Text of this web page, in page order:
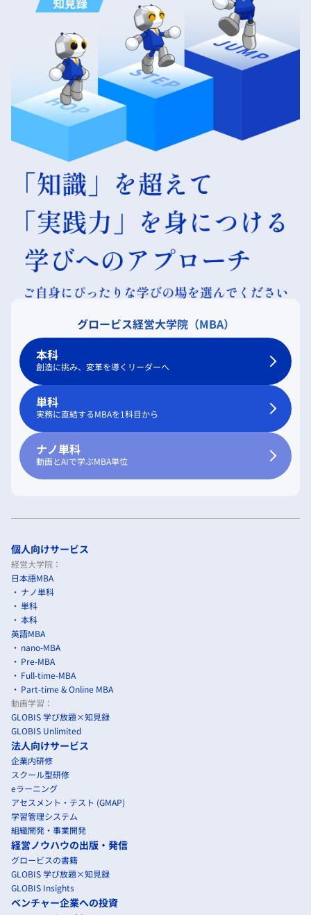
グロービス経営大学院（MBA）
本科
創造に挑み、変革を導くリーダーへ
単科
実務に直結するMBAを1科目から
ナノ単科
動画とAIで学ぶMBA単位
個人向けサービス
経営大学院：
日本語MBA
ナノ単科
単科
本科
英語MBA
nano-MBA
Pre-MBA
Full-time-MBA
Part-time & Online MBA
動画学習：
GLOBIS 学び放題×知見録
GLOBIS Unlimited
法人向けサービス
企業内研修
スクール型研修
eラーニング
アセスメント・テスト (GMAP)
学習管理システム
組織開発・事業開発
経営ノウハウの出版・発信
グロービスの書籍
GLOBIS 学び放題×知見録
GLOBIS Insights
ベンチャー企業への投資